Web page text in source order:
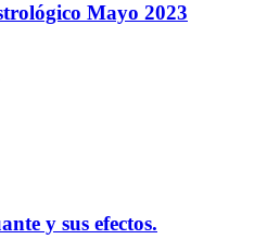
Mayo 2023
y sus efectos.